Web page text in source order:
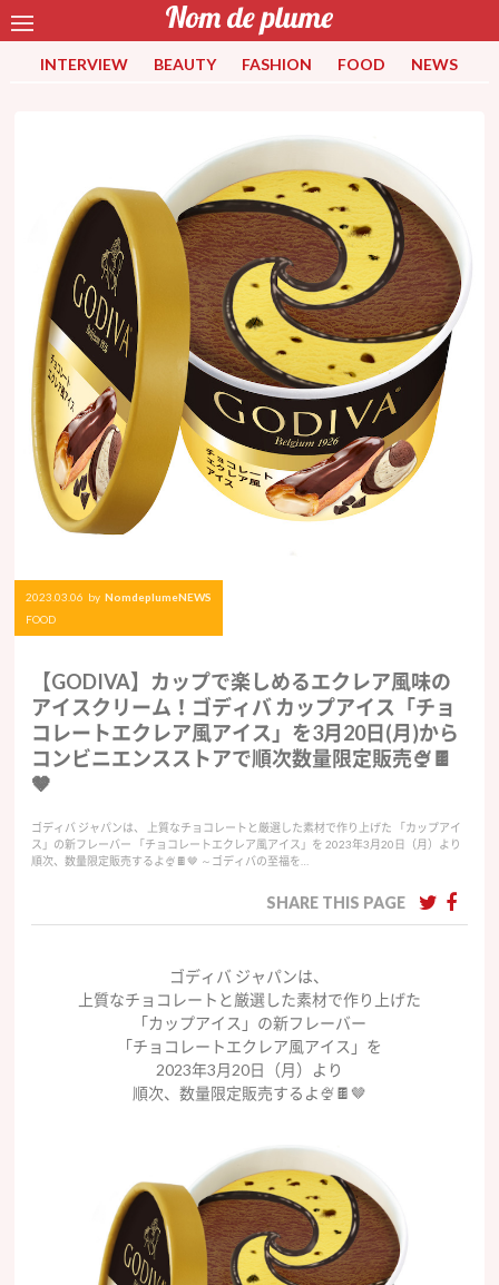
INTERVIEW BEAUTY FASHION FOOD NEWS
2023.03.06 by NomdeplumeNEWS
FOOD
【GODIVA】カップで楽しめるエクレア風味の
アイスクリーム！ゴディバ カップアイス「チョ
コレートエクレア風アイス」を3月20日(月)から
コンビニエンスストアで順次数量限定販売🍨🍫
🤎
ゴディバ ジャパンは、 上質なチョコレートと厳選した素材で作り上げた 「カップアイ
ス」の新フレーバー 「チョコレートエクレア風アイス」を 2023年3月20日（月）より
順次、数量限定販売するよ🍨🍫🤎 ～ゴディバの至福を…
SHARE THIS PAGE
ゴディバ ジャパンは、
上質なチョコレートと厳選した素材で作り上げた
「カップアイス」の新フレーバー
「チョコレートエクレア風アイス」を
2023年3月20日（月）より
順次、数量限定販売するよ🍨🍫🤎